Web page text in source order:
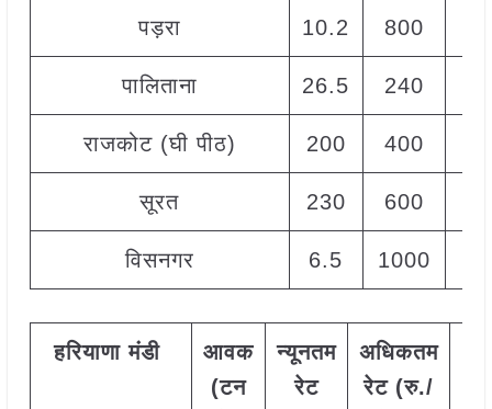
पड़रा 10.2 800
पालिताना 26.5 240
राजकोट (घी पीठ) 200 400
सूरत 230 600
विसनगर 6.5 1000
हरियाणा मंडी
आवक
(टन
न्यूनतम
रेट
अधिकतम
रेट (रु./